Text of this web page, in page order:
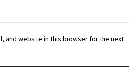
and website in this browser for the next